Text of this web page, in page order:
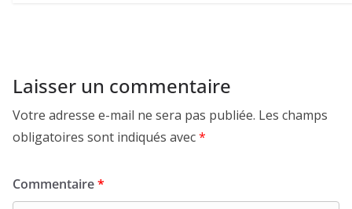
Laisser un commentaire
Votre adresse e-mail ne sera pas publiée. Les champs
obligatoires sont indiqués avec*
Commentaire*